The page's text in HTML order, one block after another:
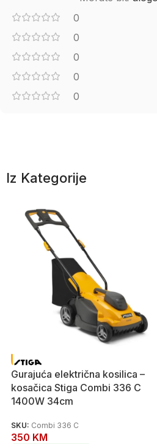
0
0
0
0
0
Iz Kategorije
Gurajuća električna kosilica –
kosačica Stiga Combi 336 C
1400W 34cm
SKU: Combi 336 C
350 KM